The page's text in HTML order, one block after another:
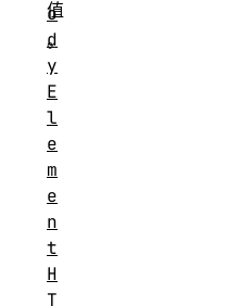
值
。
o
d
y
E
l
e
m
e
n
t
H
T